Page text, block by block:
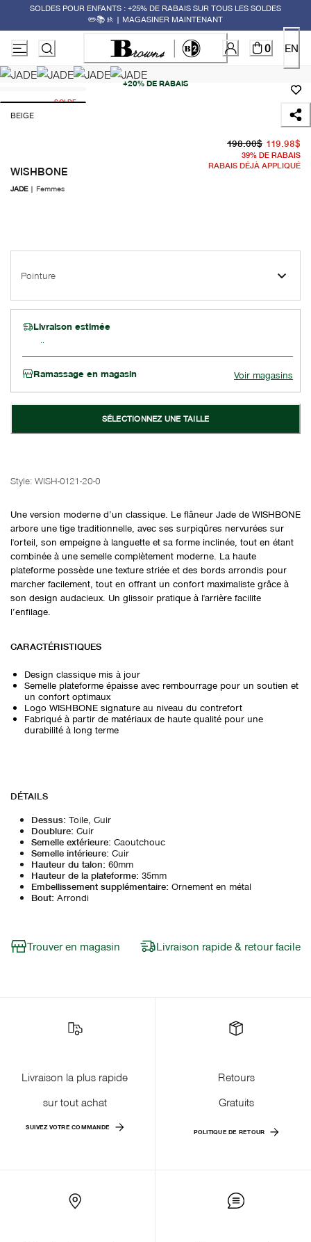
SOLDES POUR ENFANTS : +25% DE RABAIS SUR TOUS LES SOLDES
✏️📚🚸 | MAGASINER MAINTENANT
0 EN
+20% DE RABAIS
SOLDE
BEIGE
WISHBONE
JADE | Femmes
198.00$ 119.98$
39% DE RABAIS
RABAIS DÉJÀ APPLIQUÉ
Pointure
Livraison estimée
Ramassage en magasin Voir magasins
SÉLECTIONNEZ UNE TAILLE
Style: WISH-0121-20-0
Une version moderne d’un classique. Le flâneur Jade de WISHBONE
arbore une tige traditionnelle, avec ses surpiqûres nervurées sur
l'orteil, son empeigne à languette et sa forme inclinée, tout en étant
combinée à une semelle complètement moderne. La haute
plateforme possède une texture striée et des bords arrondis pour
marcher facilement, tout en offrant un confort maximaliste grâce à
son design audacieux. Un glissoir pratique à l'arrière facilite
l’enfilage.
CARACTÉRISTIQUES
Design classique mis à jour
Semelle plateforme épaisse avec rembourrage pour un soutien et
un confort optimaux
Logo WISHBONE signature au niveau du contrefort
Fabriqué à partir de matériaux de haute qualité pour une
durabilité à long terme
DÉTAILS
Dessus: Toile, Cuir
Doublure: Cuir
Semelle extérieure: Caoutchouc
Semelle intérieure: Cuir
Hauteur du talon: 60mm
Hauteur de la plateforme: 35mm
Embellissement supplémentaire: Ornement en métal
Bout: Arrondi
Trouver en magasin Livraison rapide & retour facile
Livraison la plus rapide
sur tout achat
SUIVEZ VOTRE COMMANDE
Retours
Gratuits
POLITIQUE DE RETOUR